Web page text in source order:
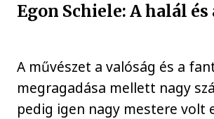
Egon Schiele: A halál
A művészet a valóság és a
megragadása mellett nagy
pedig igen nagy mestere volt